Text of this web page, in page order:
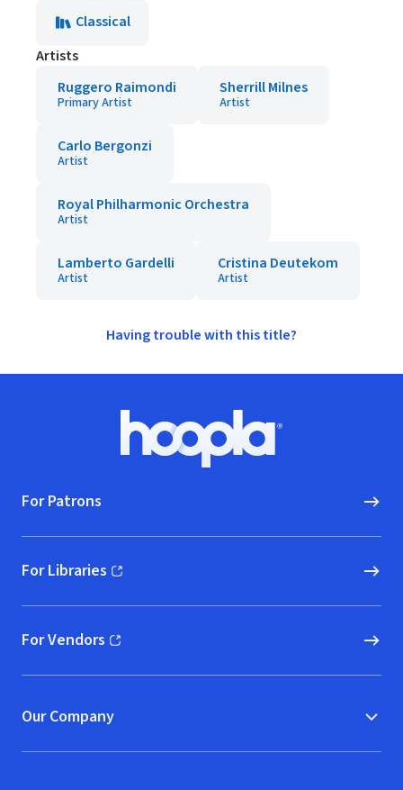
Classical
Artists
Ruggero Raimondi
Primary Artist
Sherrill Milnes
Artist
Carlo Bergonzi
Artist
Royal Philharmonic Orchestra
Artist
Lamberto Gardelli
Artist
Cristina Deutekom
Artist
Having trouble with this title?
Hoopla logo, Go to homepage
For Patrons
For Libraries
(opens in new window)
For Vendors
(opens in new window)
Our Company